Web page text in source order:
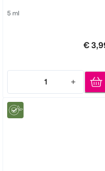
5 ml
€
1
Quantity: 1